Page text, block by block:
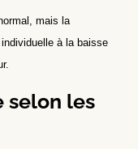
mais la
à la baisse
selon les